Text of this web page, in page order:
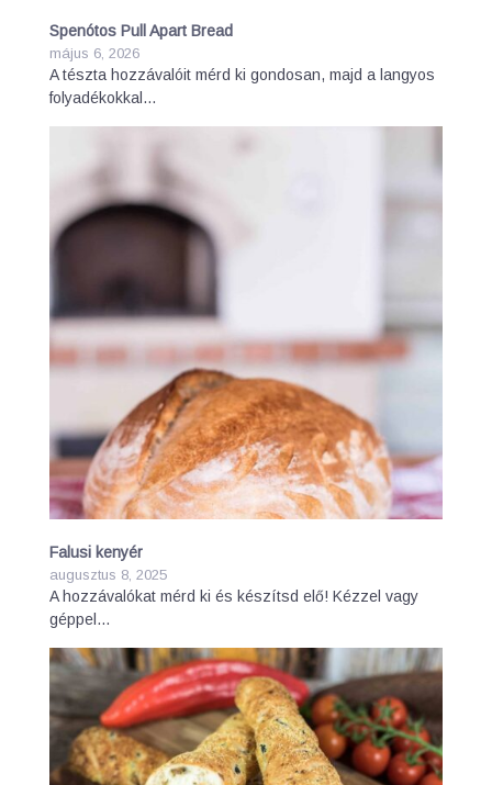
Spenótos Pull Apart Bread
május 6, 2026
A tészta hozzávalóit mérd ki gondosan, majd a langyos
folyadékokkal…
Falusi kenyér
augusztus 8, 2025
A hozzávalókat mérd ki és készítsd elő! Kézzel vagy
géppel…